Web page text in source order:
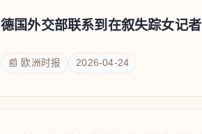
德国外交部联系到在叙失踪女记者
📰 欧洲时报 2026-04-24